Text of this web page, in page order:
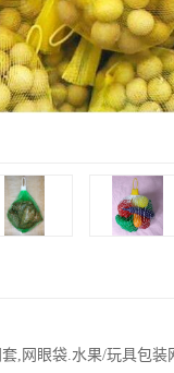
,网眼袋.水果/玩具包